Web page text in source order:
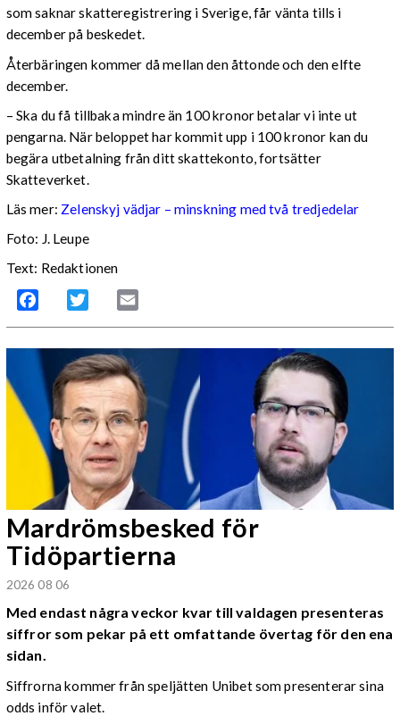
som saknar skatteregistrering i Sverige, får vänta tills i
december på beskedet.
Återbäringen kommer då mellan den åttonde och den elfte
december.
– Ska du få tillbaka mindre än 100 kronor betalar vi inte ut
pengarna. När beloppet har kommit upp i 100 kronor kan du
begära utbetalning från ditt skattekonto, fortsätter
Skatteverket.
Läs mer: Zelenskyj vädjar – minskning med två tredjedelar
Foto: J. Leupe
Text: Redaktionen
Facebook Twitter
Mardrömsbesked för
Tidöpartierna
2026 08 06
Med endast några veckor kvar till valdagen presenteras
siffror som pekar på ett omfattande övertag för den ena
sidan.
Siffrorna kommer från speljätten Unibet som presenterar sina
odds inför valet.